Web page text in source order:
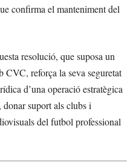
confirma el manteniment del
resolució, que suposa un
CVC, reforça la seva seguretat
d’una operació estratègica
suport als clubs i
del futbol professional